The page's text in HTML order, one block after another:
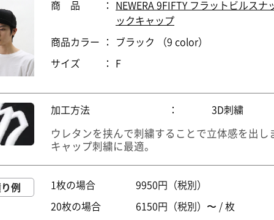
商 品 ：
NEWERA 9FIFTY フラットビルスナ
ックキャップ
商品カラー ： ブラック （9 color）
サイズ ： F
加工方法 ： 3D刺繍
ウレタンを挟んで刺繍することで立体感を出し
キャップ刺繍に最適。
例 1枚の場合 9950円（税別）
20枚の場合 6150円（税別）〜 / 枚